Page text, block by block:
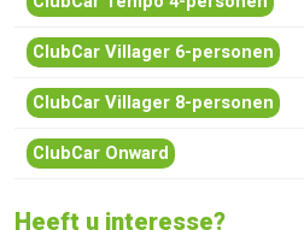
ClubCar Villager 6-personen
ClubCar Villager 8-personen
ClubCar Onward
Heeft u interesse?